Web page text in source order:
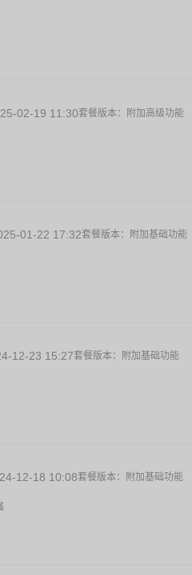
02-19 11:30套餐版本： 附加高级功能
01-22 17:32套餐版本： 附加基础功能
12-23 15:27套餐版本： 附加基础功能
12-18 10:08套餐版本： 附加基础功能